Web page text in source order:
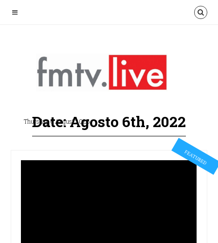
Thursday 6 August 2026
Date: Agosto 6th, 2022
FEATURED